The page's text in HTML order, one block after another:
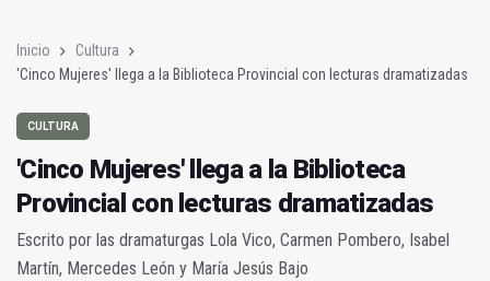
Inicio
Cultura
'Cinco Mujeres' llega a la Biblioteca Provincial con lecturas dramatizadas
CULTURA
'Cinco Mujeres' llega a la Biblioteca
Provincial con lecturas dramatizadas
Escrito por las dramaturgas Lola Vico, Carmen Pombero, Isabel
Martín, Mercedes León y María Jesús Bajo